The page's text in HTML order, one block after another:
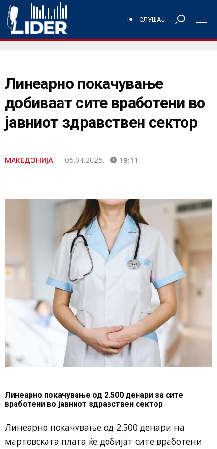
СЛУШАЈ
Линеарно покачување
добиваат сите вработени во
јавниот здравствен сектор
МАКЕДОНИЈА 05.04.2025. 19:11
Линеарно покачување од 2.500 денари за сите
вработени во јавниот здравствен сектор
Линеарно покачување од 2.500 денари на
мартовската плата ќе добијат сите вработени